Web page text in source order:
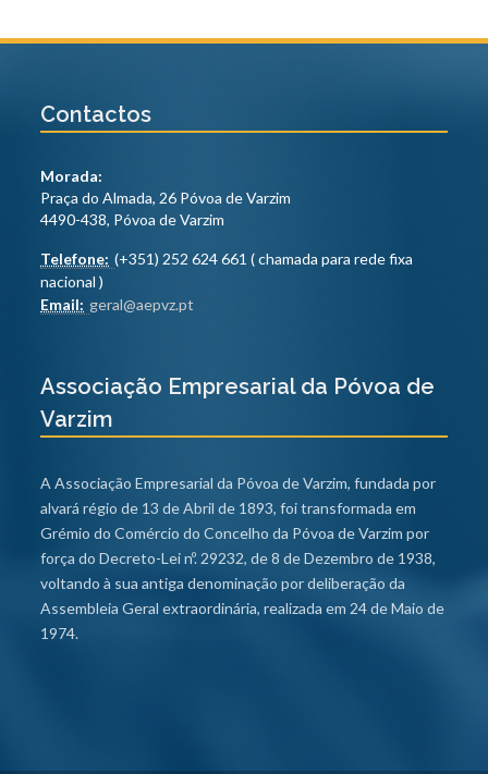
Contactos
Morada:
Praça do Almada, 26 Póvoa de Varzim
4490-438, Póvoa de Varzim
Telefone: (+351) 252 624 661 ( chamada para rede fixa
nacional )
Email: geral@aepvz.pt
Associação Empresarial da Póvoa de
Varzim
A Associação Empresarial da Póvoa de Varzim, fundada por
alvará régio de 13 de Abril de 1893, foi transformada em
Grémio do Comércio do Concelho da Póvoa de Varzim por
força do Decreto-Lei nº. 29232, de 8 de Dezembro de 1938,
voltando à sua antiga denominação por deliberação da
Assembleia Geral extraordinária, realizada em 24 de Maio de
1974.